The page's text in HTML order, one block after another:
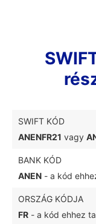
SWIFT KÓD
ANENFR21 vagy
BANK KÓD
ANEN - a kód
ORSZÁG KÓDJA
FR - a kód ehhez